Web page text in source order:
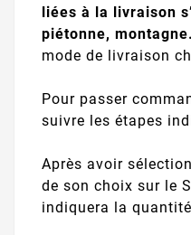
liées à la livraison
piétonne,
mode de livraison
Pour passer
suivre les étapes
Après avoir
de son choix sur le
indiquera la